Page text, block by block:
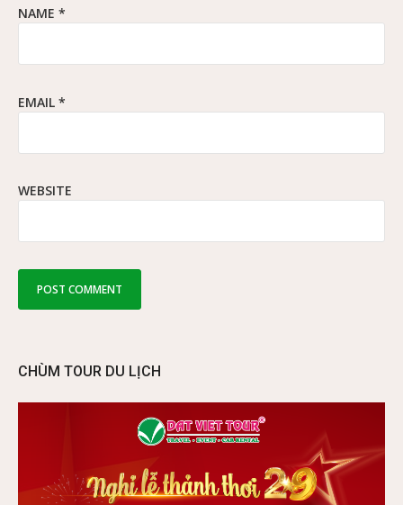
NAME *
EMAIL *
WEBSITE
CHÙM TOUR DU LỊCH